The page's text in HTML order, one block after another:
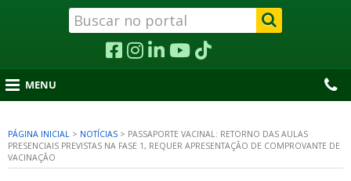
Legislação
Canais
MENU
PÁGINA INICIAL > NOTÍCIAS > PASSAPORTE VACINAL: RETORNO DAS AULAS
PRESENCIAIS PREVISTAS NA FASE 1, REQUER APRESENTAÇÃO DE COMPROVANTE DE
VACINAÇÃO